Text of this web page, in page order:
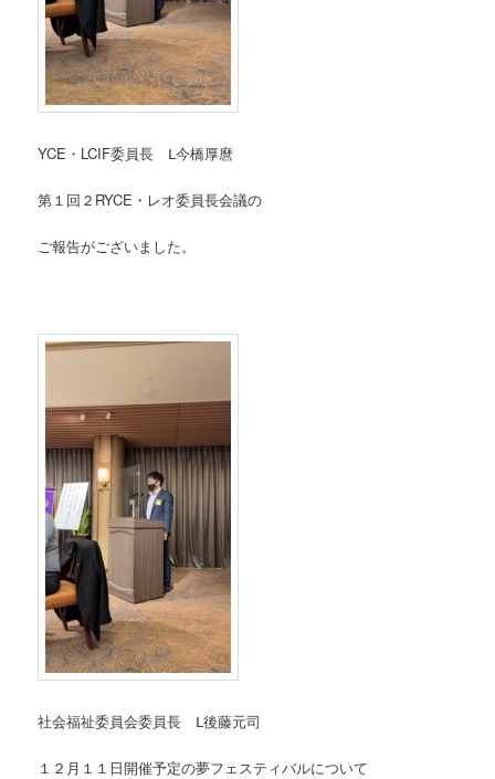
YCE・LCIF委員長 Ⅼ今橋厚麿
第１回２RYCE・レオ委員長会議の
ご報告がございました。
社会福祉委員会委員長 Ⅼ後藤元司
１２月１１日開催予定の夢フェスティバルについて